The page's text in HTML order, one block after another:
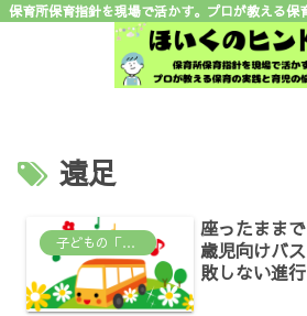
保育所保育指針を現場で活かす。プロが教える保
遠足
子どもの「なんで？」がわかる場所
座ったまま
歳児向けバ
敗しない進